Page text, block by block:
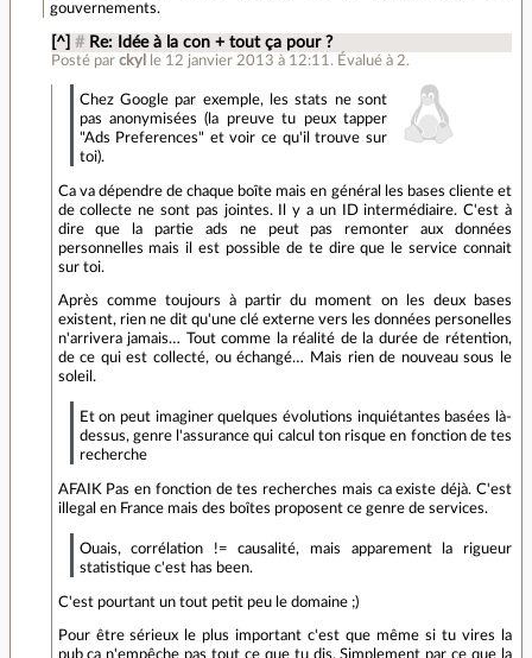
gouvernements.
[^] # Re: Idée à la con + tout ça pour ?
Posté par ckyl le 12 janvier 2013 à 12:11 . Évalué à 2.
Chez Google par exemple, les stats ne sont
pas anonymisées (la preuve tu peux tapper
"Ads Preferences" et voir ce qu'il trouve sur
toi).
Ca va dépendre de chaque boîte mais en général les bases cliente et
de collecte ne sont pas jointes. Il y a un ID intermédiaire. C'est à
dire que la partie ads ne peut pas remonter aux données
personnelles mais il est possible de te dire que le service connait
sur toi.
Après comme toujours à partir du moment on les deux bases
existent, rien ne dit qu'une clé externe vers les données personelles
n'arrivera jamais… Tout comme la réalité de la durée de rétention,
de ce qui est collecté, ou échangé… Mais rien de nouveau sous le
soleil.
Et on peut imaginer quelques évolutions inquiétantes basées là-
dessus, genre l'assurance qui calcul ton risque en fonction de tes
recherche
AFAIK Pas en fonction de tes recherches mais ca existe déjà. C'est
illegal en France mais des boîtes proposent ce genre de services.
Ouais, corrélation != causalité, mais apparement la rigueur
statistique c'est has been.
C'est pourtant un tout petit peu le domaine ;)
Pour être sérieux le plus important c'est que même si tu vires la
pub ca n'empêche pas tout ce que tu dis. Simplement par ce que la